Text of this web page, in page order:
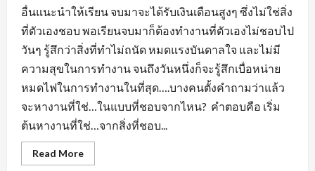
อื่นแนะนำให้เรียน จบมาจะได้รับเงินเดือนสูงๆ ซึ่งไม่ใช่สิ่ง
ที่ตัวเองชอบ พอเรียนจบมาก็ต้องทำงานที่ตัวเองไม่ชอบไป
วันๆ รู้สึกว่าสิ่งที่ทำไม่ถนัด หมดแรงบันดาลใจ และไม่มี
ความสุขในการทำงาน จนถึงวันหนึ่งก็จะรู้สึกเบื่อหน่าย
หมดไฟในการทำงานในที่สุด….บางคนตั้งคำถามว่าแล้ว
จะหางานที่ใช่…ในแบบที่ชอบจากไหน? คำตอบคือ เริ่ม
ต้นหางานที่ใช่…จากสิ่งที่ชอบ...
Read MoreRead
more